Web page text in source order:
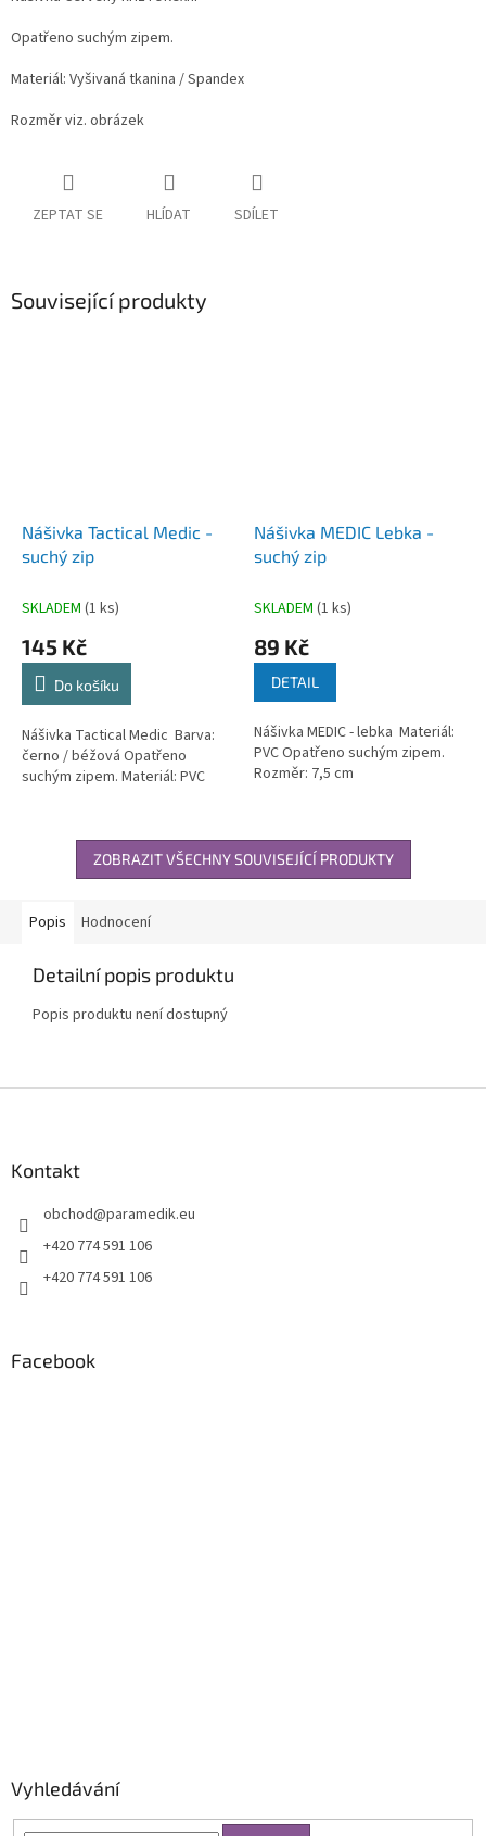
Opatřeno suchým zipem.
Materiál: Vyšivaná tkanina / Spandex
Rozměr viz. obrázek
ZEPTAT SE HLÍDAT SDÍLET
Související produkty
Nášivka Tactical Medic -
suchý zip
SKLADEM (1 ks)
145 Kč
Do košíku
Nášivka Tactical Medic Barva:
černo / béžová Opatřeno
suchým zipem. Materiál: PVC
Nášivka MEDIC Lebka -
suchý zip
SKLADEM (1 ks)
89 Kč
DETAIL
Nášivka MEDIC - lebka Materiál:
PVC Opatřeno suchým zipem.
Rozměr: 7,5 cm
ZOBRAZIT VŠECHNY SOUVISEJÍCÍ PRODUKTY
Popis Hodnocení
Detailní popis produktu
Popis produktu není dostupný
Kontakt
obchod@paramedik.eu
+420 774 591 106
+420 774 591 106
Facebook
Vyhledávání